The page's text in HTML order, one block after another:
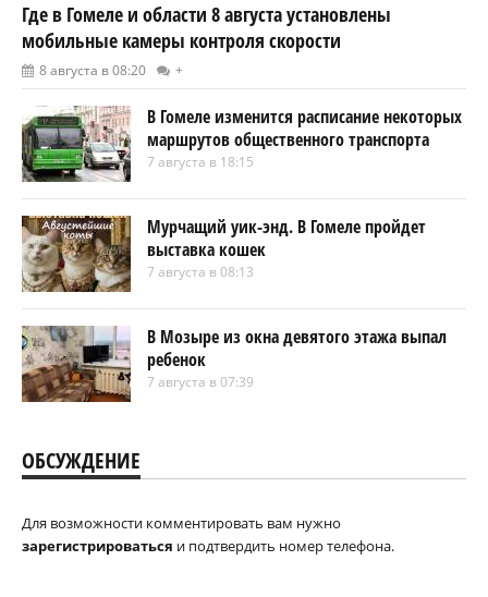
Где в Гомеле и области 8 августа установлены
мобильные камеры контроля скорости
8 августа в 08:20 +
В Гомеле изменится расписание некоторых
маршрутов общественного транспорта
7 августа в 18:15
Мурчащий уик-энд. В Гомеле пройдет
выставка кошек
7 августа в 08:13
В Мозыре из окна девятого этажа выпал
ребенок
7 августа в 07:39
ОБСУЖДЕНИЕ
Для возможности комментировать вам нужно
зарегистрироваться и подтвердить номер телефона.